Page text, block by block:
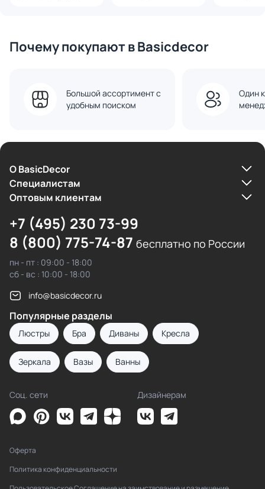
Почему покупают в Basicdecor
Большой ассортимент с
удобным поиском
Один
О BasicDecor
Cпециалистам
Оптовым клиентам
+7 (495) 230 73-99
8 (800) 775-74-87 бесплатно по России
пн - пт : 09:00 - 18:00
сб - вс : 10:00 - 18:00
info@basicdecor.ru
Популярные разделы
Люстры Бра Диваны Кресла
Зеркала Вазы Ванны
Соц. сети Дизайнерам
Оферта
Политика конфиденциальности